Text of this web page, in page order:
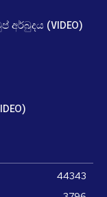
(VIDEO)
44343